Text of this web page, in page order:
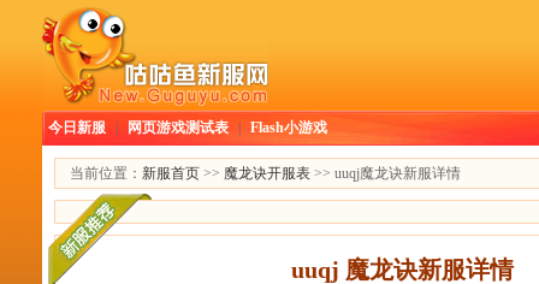
今日新服 网页游戏测试表 Flash小游戏
当前位置： 新服首页 >> 魔龙诀开服表 >> uuqj魔龙诀新服详情
uuqj 魔龙诀新服详情